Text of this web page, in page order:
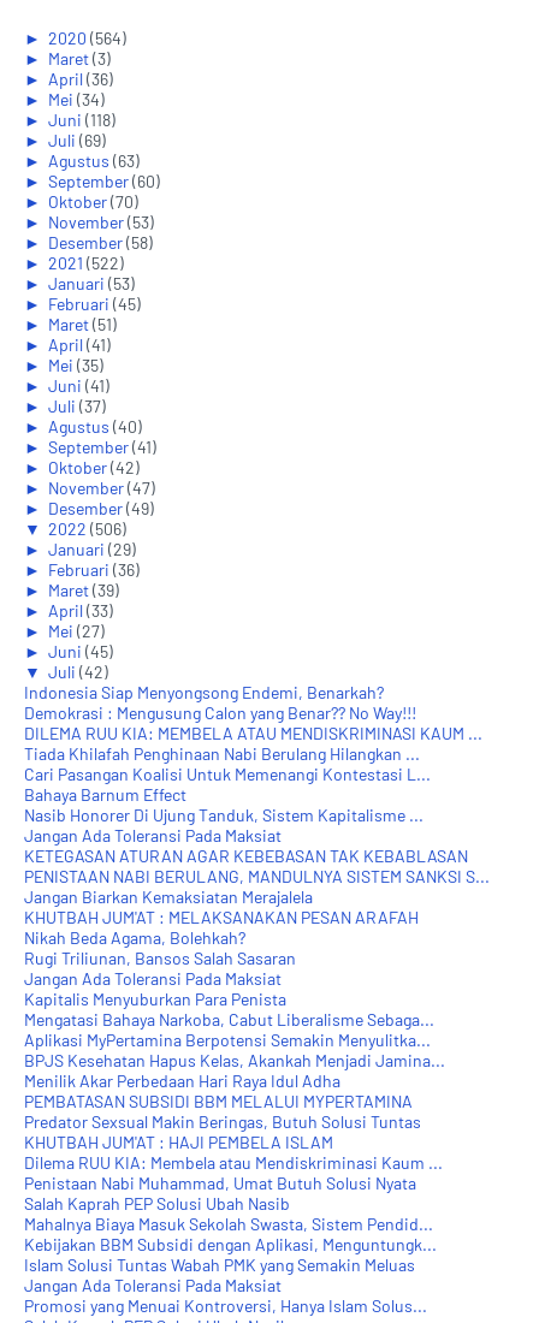
► 2020 (564)
► Maret(3)
► April(36)
► Mei (34)
► Juni (118)
► Juli (69)
► Agustus (63)
► September(60)
► Oktober(70)
► November(53)
► Desember(58)
► 2021 (522)
► Januari (53)
► Februari (45)
► Maret(51)
► April(41)
► Mei (35)
► Juni (41)
► Juli (37)
► Agustus (40)
► September(41)
► Oktober(42)
► November(47)
► Desember(49)
▼ 2022 (506)
► Januari (29)
► Februari (36)
► Maret(39)
► April(33)
► Mei (27)
► Juni (45)
▼ Juli (42)
Indonesia Siap Menyongsong Endemi, Benarkah?
Demokrasi : Mengusung Calon yang Benar?? No Way!!!
DILEMA RUU KIA: MEMBELA ATAU MENDISKRIMINASI KAUM ...
Tiada Khilafah Penghinaan Nabi Berulang Hilangkan ...
Cari Pasangan Koalisi Untuk Memenangi Kontestasi L...
Bahaya Barnum Effect
Nasib Honorer Di Ujung Tanduk, Sistem Kapitalisme ...
Jangan Ada Toleransi Pada Maksiat
KETEGASAN ATURAN AGAR KEBEBASAN TAK KEBABLASAN
PENISTAAN NABI BERULANG, MANDULNYA SISTEM SANKSI S...
Jangan Biarkan Kemaksiatan Merajalela
KHUTBAH JUM'AT : MELAKSANAKAN PESAN ARAFAH
Nikah Beda Agama, Bolehkah?
Rugi Triliunan, Bansos Salah Sasaran
Jangan Ada Toleransi Pada Maksiat
Kapitalis Menyuburkan Para Penista
Mengatasi Bahaya Narkoba, Cabut Liberalisme Sebaga...
Aplikasi MyPertamina Berpotensi Semakin Menyulitka...
BPJS Kesehatan Hapus Kelas, Akankah Menjadi Jamina...
Menilik Akar Perbedaan Hari Raya Idul Adha
PEMBATASAN SUBSIDI BBM MELALUI MYPERTAMINA
Predator Sexsual Makin Beringas, Butuh Solusi Tuntas
KHUTBAH JUM'AT : HAJI PEMBELA ISLAM
Dilema RUU KIA: Membela atau Mendiskriminasi Kaum ...
Penistaan Nabi Muhammad, Umat Butuh Solusi Nyata
Salah Kaprah PEP Solusi Ubah Nasib
Mahalnya Biaya Masuk Sekolah Swasta, Sistem Pendid...
Kebijakan BBM Subsidi dengan Aplikasi, Menguntungk...
Islam Solusi Tuntas Wabah PMK yang Semakin Meluas
Jangan Ada Toleransi Pada Maksiat
Promosi yang Menuai Kontroversi, Hanya Islam Solus...